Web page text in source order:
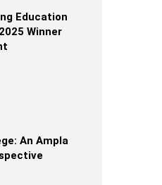
Education
Winner
An Ampla